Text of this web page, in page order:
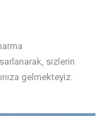
sizlerin
gelmekteyiz.